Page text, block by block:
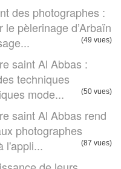
des photographes :
le pèlerinage d’Arbaïn
(49 vues)
saint Al Abbas :
techniques
mode...
(50 vues)
saint Al Abbas rend
photographes
l'appli...
(87 vues)